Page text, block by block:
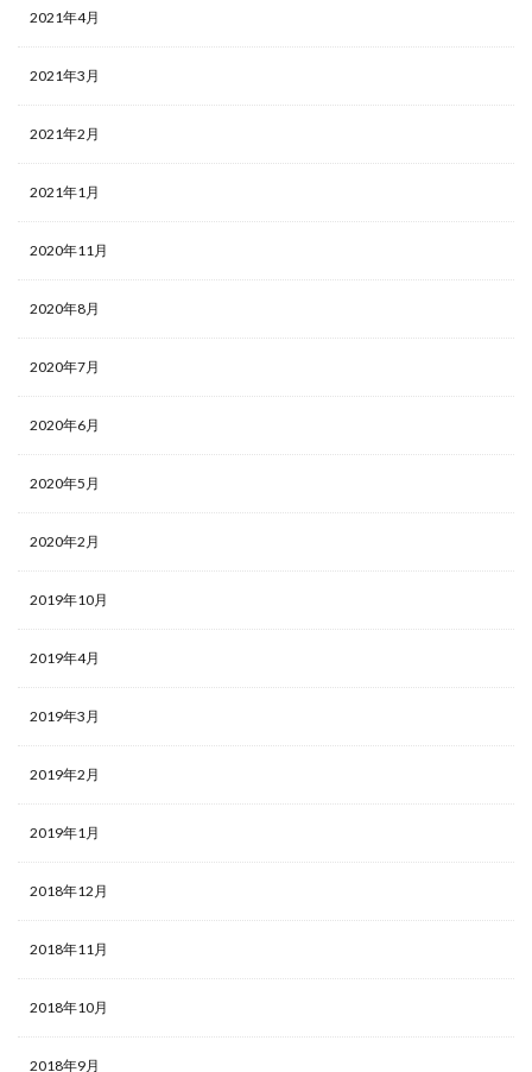
2021年4月
2021年3月
2021年2月
2021年1月
2020年11月
2020年8月
2020年7月
2020年6月
2020年5月
2020年2月
2019年10月
2019年4月
2019年3月
2019年2月
2019年1月
2018年12月
2018年11月
2018年10月
2018年9月